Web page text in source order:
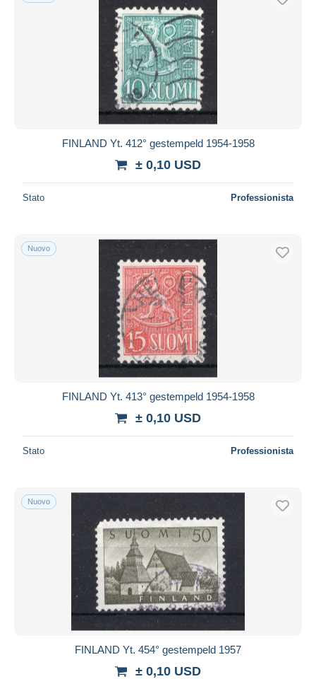
FINLAND Yt. 412° gestempeld 1954-1958
± 0,10 USD
Stato Professionista
Nuovo
FINLAND Yt. 413° gestempeld 1954-1958
± 0,10 USD
Stato Professionista
Nuovo
FINLAND Yt. 454° gestempeld 1957
± 0,10 USD